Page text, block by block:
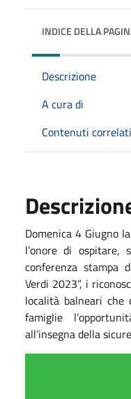
INDICE DELLA
Descrizione
A cura di
Contenuti correlati
Domenica 4 Giugno
l’onore di ospitare,
conferenza stampa
Verdi 2023”, i
località balneari che
famiglie
all’insegna della